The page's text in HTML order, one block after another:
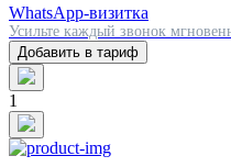
WhatsApp-визитка
Усильте каждый звонок
Добавить в тариф
1